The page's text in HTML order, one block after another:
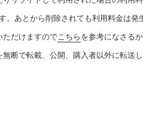
。あとから削除されても利用料金は発
ただけますのでこちらを参考になさる
断で転載、公開、購入者以外に転送